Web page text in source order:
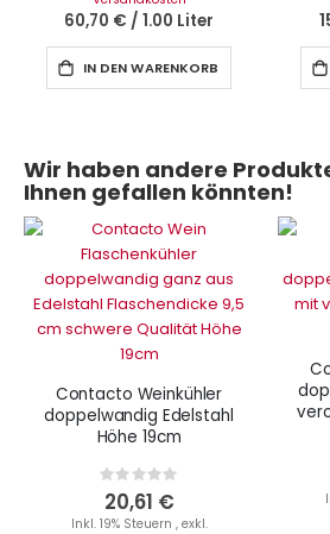
60,70 € / 1.00 Liter
IN DEN WARENKORB
Wir haben andere
Ihnen gefallen könnten!
Contacto Weinkühler
doppelwandig Edelstahl
Höhe 19cm
Rating:
0%
20,61 €
Inkl. 19% Steuern , exkl.